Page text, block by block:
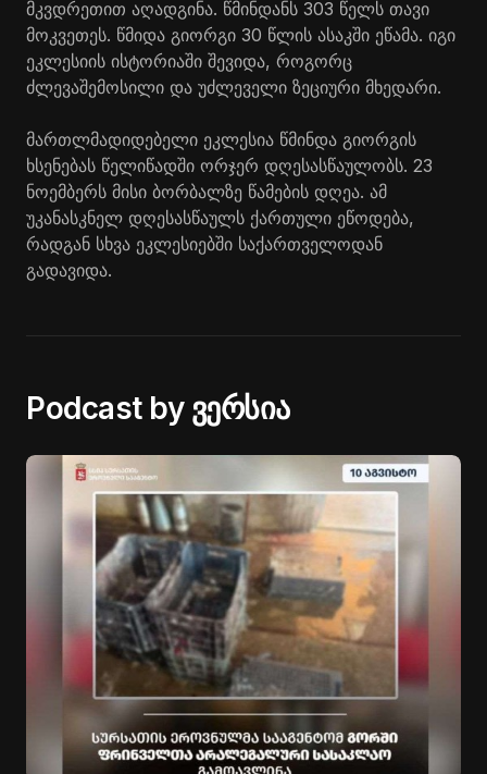
მკვდრეთით აღადგინა. წმინდანს 303 წელს თავი
მოკვეთეს. წმიდა გიორგი 30 წლის ასაკში ეწამა. იგი
ეკლესიის ისტორიაში შევიდა, როგორც
ძლევაშემოსილი და უძლეველი ზეციური მხედარი.
მართლმადიდებელი ეკლესია წმინდა გიორგის
ხსენებას წელიწადში ორჯერ დღესასწაულობს. 23
ნოემბერს მისი ბორბალზე წამების დღეა. ამ
უკანასკნელ დღესასწაულს ქართული ეწოდება,
რადგან სხვა ეკლესიებში საქართველოდან
გადავიდა.
Podcast by ვერსია